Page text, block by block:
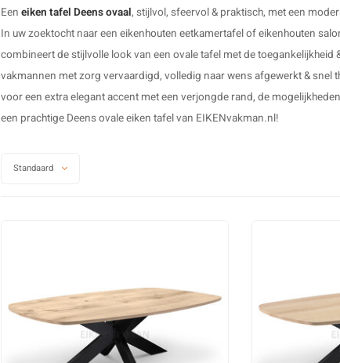
Een eiken tafel Deens ovaal, stijlvol, sfeervol & praktisch, met een
In uw zoektocht naar een eikenhouten eetkamertafelofeikenhouten
combineert de stijlvolle look van een ovale tafel met de
vakmannen met zorg vervaardigd, volledig naar wens afgewerkt &
voor een extra elegant accent met een verjongde rand, de
een prachtige Deens ovale eiken tafel van EIKENvakman.nl!
Standaard